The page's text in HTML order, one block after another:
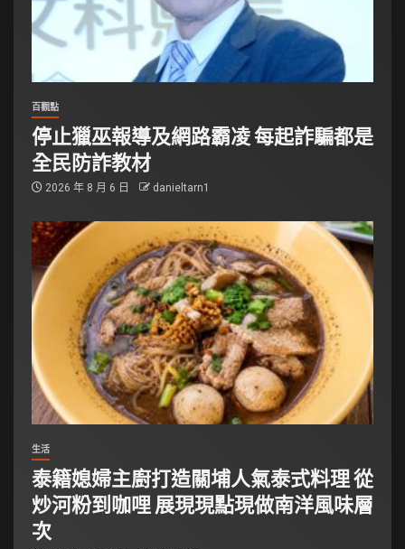
百觀點
停止獵巫報導及網路霸凌 每起詐騙都是
全民防詐教材
2026 年 8 月 6 日 danieltarn1
生活
泰籍媳婦主廚打造關埔人氣泰式料理 從
炒河粉到咖哩 展現現點現做南洋風味層
次